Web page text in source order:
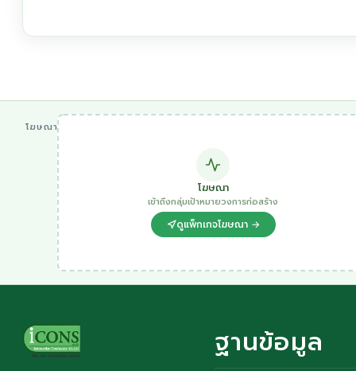
โฆษณา
โฆษณา
เข้าถึงกลุ่มเป้าหมายวงการก่อสร้าง
ดูแพ็กเกจโฆษณา →
ฐานข้อมูล